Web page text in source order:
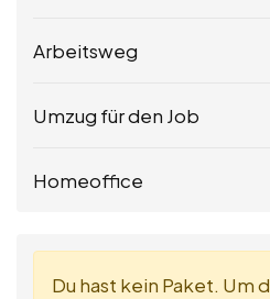
Arbeitsweg
Umzug für den Job
Homeoffice
Du hast kein Paket. Um